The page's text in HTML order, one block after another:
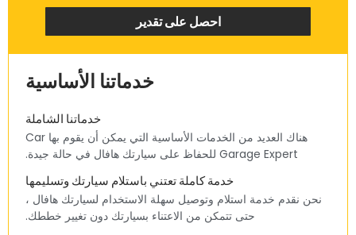
‏احصل على تقدير‏
‏خدماتنا الأساسية‏
‏خدماتنا الشاملة‏
‏هناك العديد من الخدمات الأساسية التي يمكن أن يقوم بها Car
Garage Expert للحفاظ على سيارتك هافال في حالة جيدة.‏
‏خدمة كاملة تعتني باستلام سيارتك وتسليمها‏
‏نحن نقدم خدمة استلام وتوصيل سهلة الاستخدام لسيارتك هافال ،
حتى تتمكن من الاعتناء بسيارتك دون تغيير خططك.‏